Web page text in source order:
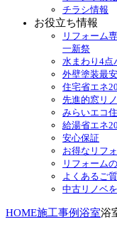
チラシ情報
お役立ち情報
リフォーム
一新祭
水まわり4点
外壁塗装最
住宅省エネ
先進的窓リ
みらいエコ
給湯省エネ
安心保証
お得なリフ
リフォーム
よくあるご
中古リノベ
HOME施工事例浴室浴